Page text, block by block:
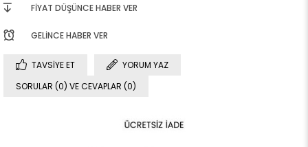
FIYAT DÜŞÜNCE HABER VER
GELINCE HABER VER
TAVSIYE ET
YORUM YAZ
SORULAR (0) VE CEVAPLAR (0)